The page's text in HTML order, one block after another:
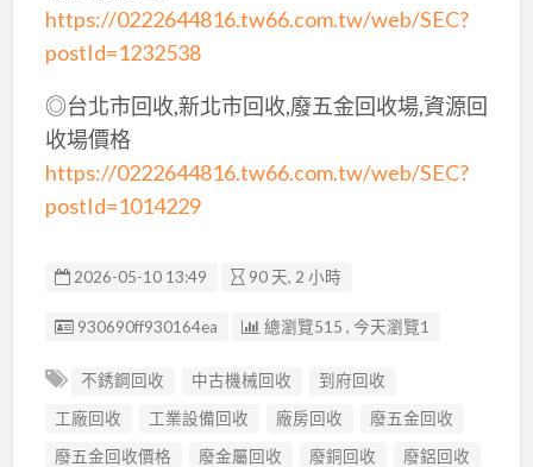
https://0222644816.tw66.com.tw/web/SEC?
postId=1232538
◎台北市回收,新北市回收,廢五金回收場,資源回
收場價格
https://0222644816.tw66.com.tw/web/SEC?
postId=1014229
2026-05-10 13:49 90 天, 2 小時
廣告编號
930690ff930164ea 總瀏覽515 , 今天瀏覽1
不銹鋼回收 中古機械回收
到府回收
工廠回收
工業設備回收 廠房回收
廢五金回收
廢五金回收價格
廢金屬回收 廢銅回收
廢鋁回收